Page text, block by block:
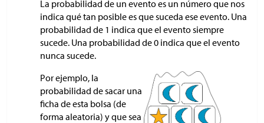
La probabilidad de un evento es un número que nos
indica qué tan posible es que suceda ese evento. Una
probabilidad de 1 indica que el evento siempre
sucede. Una probabilidad de 0 indica que el evento
nunca sucede.
Por ejemplo, la
probabilidad de sacar una
ficha de esta bolsa (de
forma aleatoria) y que sea